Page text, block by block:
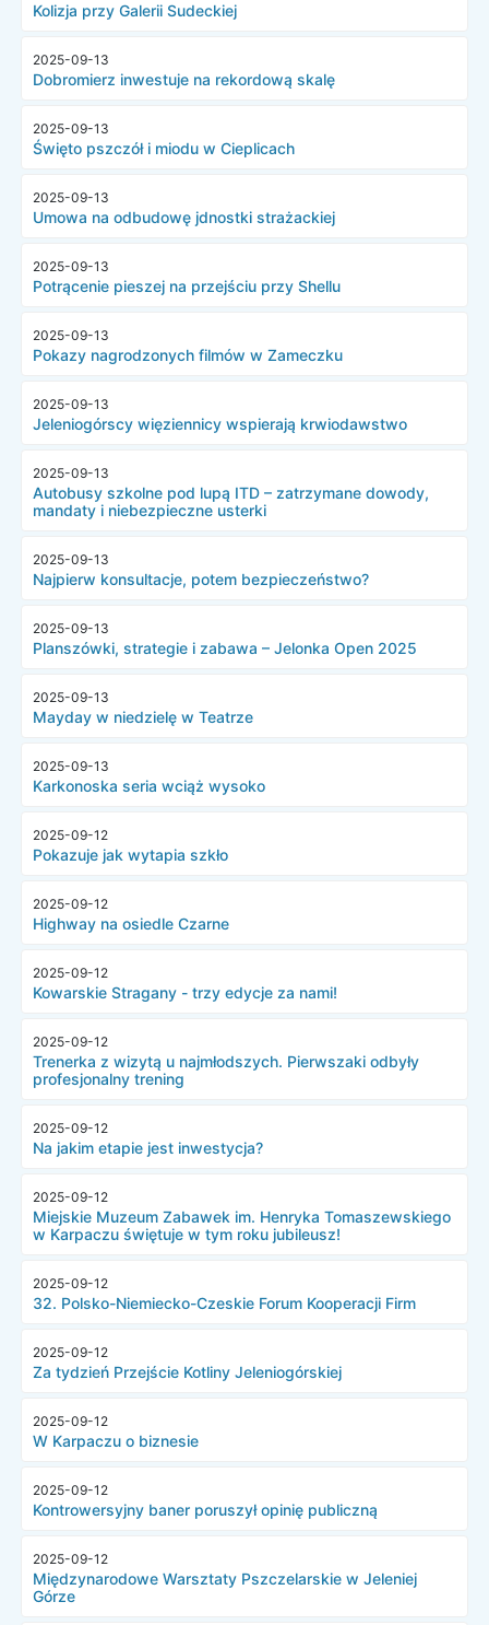
Kolizja przy Galerii Sudeckiej
2025-09-13
Dobromierz inwestuje na rekordową skalę
2025-09-13
Święto pszczół i miodu w Cieplicach
2025-09-13
Umowa na odbudowę jdnostki strażackiej
2025-09-13
Potrącenie pieszej na przejściu przy Shellu
2025-09-13
Pokazy nagrodzonych filmów w Zameczku
2025-09-13
Jeleniogórscy więziennicy wspierają krwiodawstwo
2025-09-13
Autobusy szkolne pod lupą ITD – zatrzymane dowody,
mandaty i niebezpieczne usterki
2025-09-13
Najpierw konsultacje, potem bezpieczeństwo?
2025-09-13
Planszówki, strategie i zabawa – Jelonka Open 2025
2025-09-13
Mayday w niedzielę w Teatrze
2025-09-13
Karkonoska seria wciąż wysoko
2025-09-12
Pokazuje jak wytapia szkło
2025-09-12
Highway na osiedle Czarne
2025-09-12
Kowarskie Stragany - trzy edycje za nami!
2025-09-12
Trenerka z wizytą u najmłodszych. Pierwszaki odbyły
profesjonalny trening
2025-09-12
Na jakim etapie jest inwestycja?
2025-09-12
Miejskie Muzeum Zabawek im. Henryka Tomaszewskiego
w Karpaczu świętuje w tym roku jubileusz!
2025-09-12
32. Polsko-Niemiecko-Czeskie Forum Kooperacji Firm
2025-09-12
Za tydzień Przejście Kotliny Jeleniogórskiej
2025-09-12
W Karpaczu o biznesie
2025-09-12
Kontrowersyjny baner poruszył opinię publiczną
2025-09-12
Międzynarodowe Warsztaty Pszczelarskie w Jeleniej
Górze